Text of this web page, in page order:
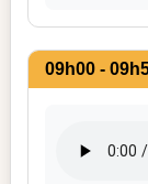
09h00 -